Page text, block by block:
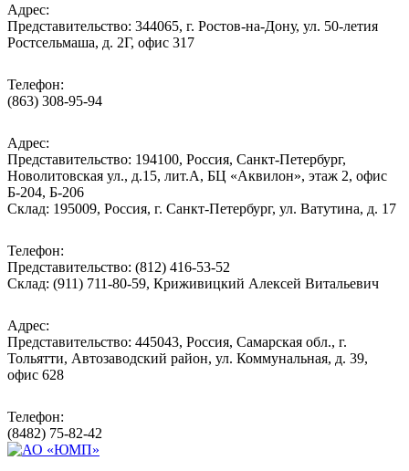
Адрес:
Представительство: 344065, г. Ростов-на-Дону, ул. 50-летия
Ростсельмаша, д. 2Г, офис 317
Телефон:
(863) 308-95-94
Адрес:
Представительство: 194100, Россия, Санкт-Петербург,
Новолитовская ул., д.15, лит.А, БЦ «Аквилон», этаж 2, офис
Б-204, Б-206
Склад: 195009, Россия, г. Санкт-Петербург, ул. Ватутина, д. 17
Телефон:
Представительство: (812) 416-53-52
Склад: (911) 711-80-59, Криживицкий Алексей Витальевич
Адрес:
Представительство: 445043, Россия, Самарская обл., г.
Тольятти, Автозаводский район, ул. Коммунальная, д. 39,
офис 628
Телефон:
(8482) 75-82-42